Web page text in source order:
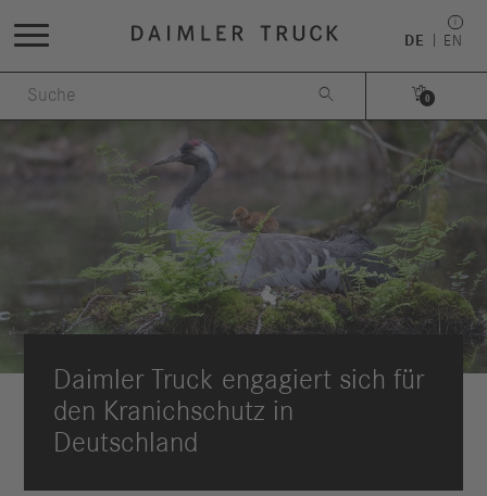
DE EN
 
0
Daimler Truck engagiert sich für
den Kranichschutz in
Deutschland